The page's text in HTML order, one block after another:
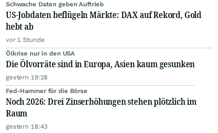
Schwache Daten geben Auftrieb
US-Jobdaten beflügeln Märkte: DAX auf Rekord, Gold
hebt ab
vor 1 Stunde
Ölkrise nur in den USA
Die Ölvorräte sind in Europa, Asien kaum gesunken
gestern 19:28
Fed-Hammer für die Börse
Noch 2026: Drei Zinserhöhungen stehen plötzlich im
Raum
gestern 18:43